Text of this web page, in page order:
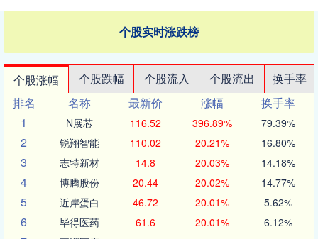
个股实时涨跌榜
个股涨幅 个股跌幅 个股流入 个股流出
换手率
排名
名称 最新价 涨幅
换手率
1
N展芯 116.52 396.89% 79.39%
2 锐翔智能 110.02 20.21% 16.80%
3 志特新材 14.8 20.03% 14.18%
4 博腾股份 20.44 20.02% 14.77%
5 近岸蛋白 46.72 20.01% 5.62%
6 毕得医药 61.6 20.01% 6.12%